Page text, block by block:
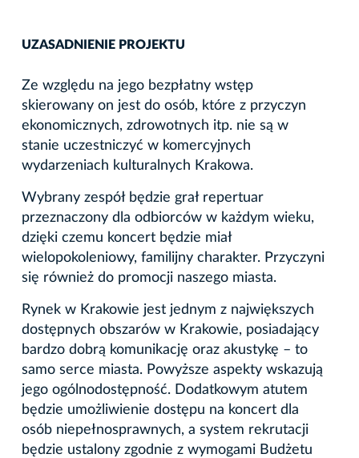
UZASADNIENIE PROJEKTU
Ze względu na jego bezpłatny wstęp
skierowany on jest do osób, które z przyczyn
ekonomicznych, zdrowotnych itp. nie są w
stanie uczestniczyć w komercyjnych
wydarzeniach kulturalnych Krakowa.
Wybrany zespół będzie grał repertuar
przeznaczony dla odbiorców w każdym wieku,
dzięki czemu koncert będzie miał
wielopokoleniowy, familijny charakter. Przyczyni
się również do promocji naszego miasta.
Rynek w Krakowie jest jednym z największych
dostępnych obszarów w Krakowie, posiadający
bardzo dobrą komunikację oraz akustykę – to
samo serce miasta. Powyższe aspekty wskazują
jego ogólnodostępność. Dodatkowym atutem
będzie umożliwienie dostępu na koncert dla
osób niepełnosprawnych, a system rekrutacji
będzie ustalony zgodnie z wymogami Budżetu